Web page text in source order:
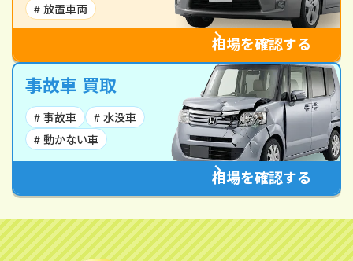
# 放置車両
相場を確認する
事故車 買取
# 事故車
# 水没車
# 動かない車
相場を確認する